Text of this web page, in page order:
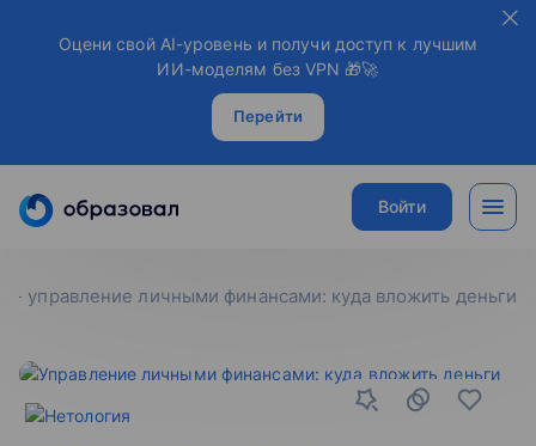
Оцени свой AI-уровень и получи доступ к лучшим
ИИ-моделям без VPN 🎁🚀
Перейти
Войти
управление личными финансами: куда вложить деньги